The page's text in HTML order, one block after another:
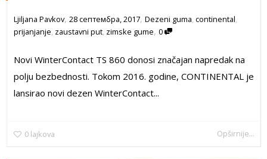
Ljiljana Pavkov, 28 септембра, 2017, Dezeni guma continental
prijanjanje, zaustavni put, zimske gume, 0
Novi WinterContact TS 860 donosi značajan napredak na
polju bezbednosti. Tokom 2016. godine, CONTINENTAL je
lansirao novi dezen WinterContact...
0 lajkova Opširnije...